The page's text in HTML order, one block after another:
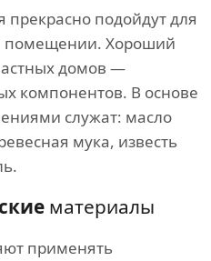
подойдут для
помещении. Хороший
домов —
компонентов. В основе
служат: масло
мука, известь
материалы
применять